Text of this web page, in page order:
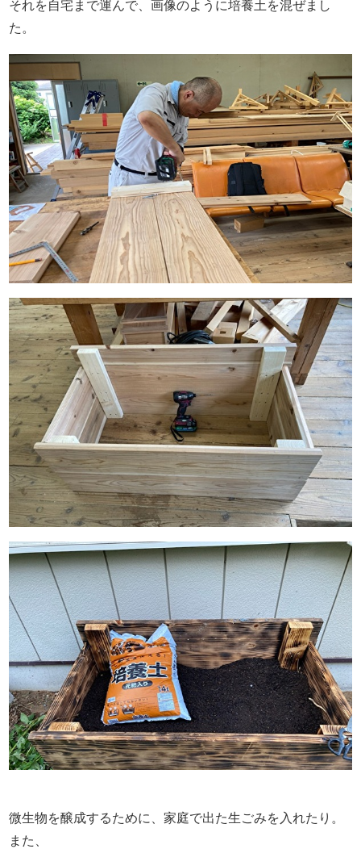
それを自宅まで運んで、画像のように培養土を混ぜまし
た。
微生物を醸成するために、家庭で出た生ごみを入れたり。
また、